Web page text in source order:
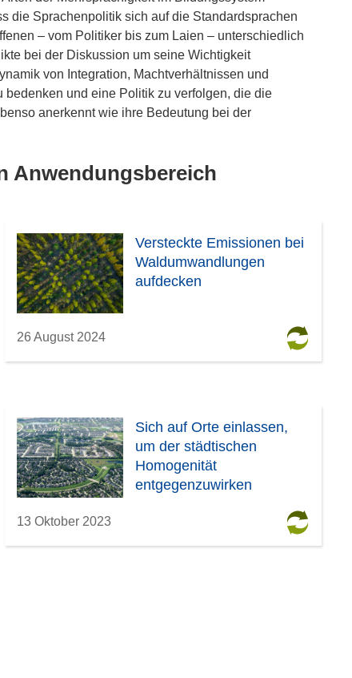
die Sprachenpolitik sich auf die Standardsprachen
– vom Politiker bis zum Laien – unterschiedlich
bei der Diskussion um seine Wichtigkeit
von Integration, Machtverhältnissen und
und eine Politik zu verfolgen, die die
anerkennt wie ihre Bedeutung bei der
Anwendungsbereich
Versteckte Emissionen bei
Waldumwandlungen
aufdecken
26 August 2024
Sich auf Orte einlassen,
um der städtischen
Homogenität
entgegenzuwirken
13 Oktober 2023